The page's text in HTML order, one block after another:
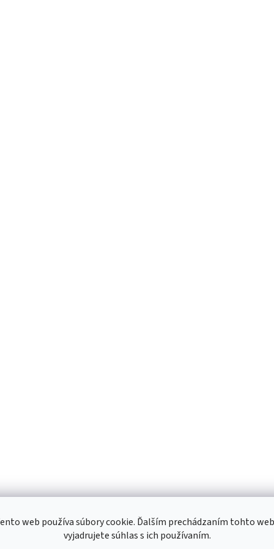
web používa súbory cookie. Ďalším prechádzaním tohto
vyjadrujete súhlas s ich používaním.